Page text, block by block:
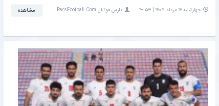
چهارشنبه ۱۴ مرداد ۱۴۰۵ | ۱۳:۵۳ پارس فوتبال ParsFootball.Com مشاهده